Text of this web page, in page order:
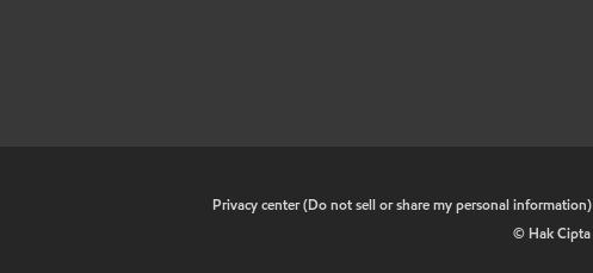
Privacy center (Do not sell or share my personal information)
© Hak Cipta